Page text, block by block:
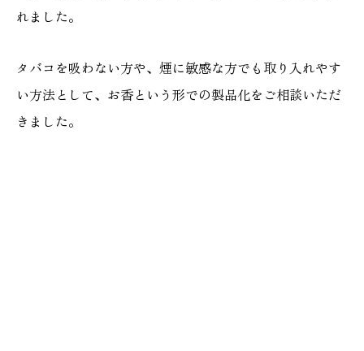
れました。
タバコを吸わない方や、煙に敏感な方でも取り入れやす
い方法として、お香という形での製品化をご相談いただ
きました。